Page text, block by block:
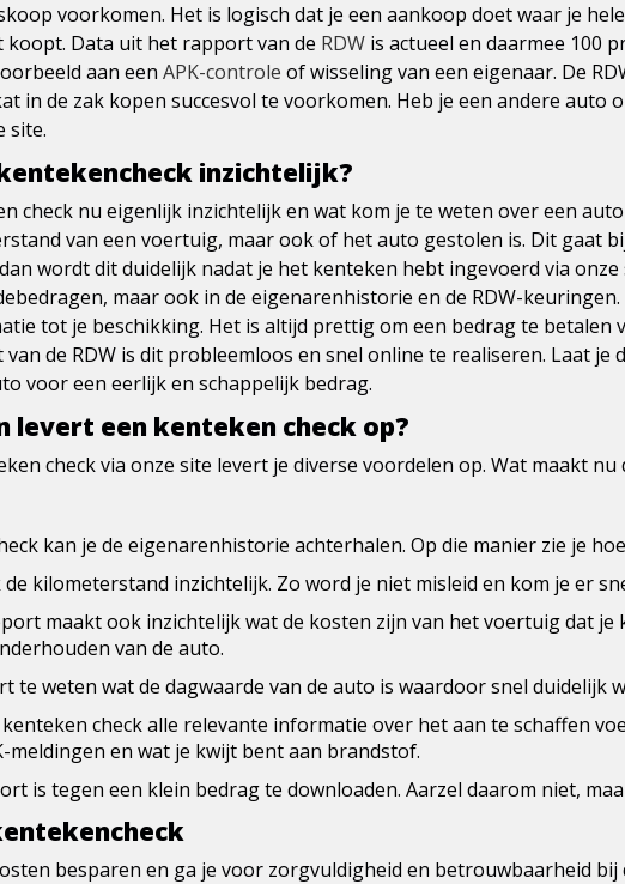
voorkomen. Het is logisch dat je een aankoop doet waar je
koopt. Data uit het rapport van de RDW is actueel en daarmee 100
aan een APK-controle of wisseling van een eigenaar. De
in de zak kopen succesvol te voorkomen. Heb je een andere
site.
inzichtelijk?
check nu eigenlijk inzichtelijk en wat kom je te weten over een
van een voertuig, maar ook of het auto gestolen is. Dit gaat
wordt dit duidelijk nadat je het kenteken hebt ingevoerd via
maar ook in de eigenarenhistorie en de RDW-
tot je beschikking. Het is altijd prettig om een bedrag te betalen
de RDW is dit probleemloos en snel online te realiseren. Laat
voor een eerlijk en schappelijk bedrag.
levert een kenteken check op?
check via onze site levert je diverse voordelen op. Wat maakt
kan je de eigenarenhistorie achterhalen. Op die manier zie je
kilometerstand inzichtelijk. Zo word je niet misleid en kom je er
maakt ook inzichtelijk wat de kosten zijn van het voertuig dat
van de auto.
te weten wat de dagwaarde van de auto is waardoor snel duidelijk
check alle relevante informatie over het aan te schaffen
meldingen en wat je kwijt bent aan brandstof.
is tegen een klein bedrag te downloaden. Aarzel daarom niet,
besparen en ga je voor zorgvuldigheid en betrouwbaarheid